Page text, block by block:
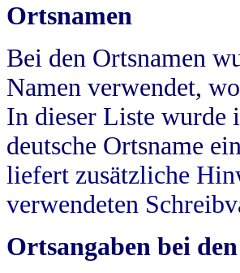
Ortsnamen
Bei den Ortsnamen
Namen verwendet,
In dieser Liste wurde
deutsche Ortsname
liefert zusätzliche
verwendeten
Ortsangaben bei